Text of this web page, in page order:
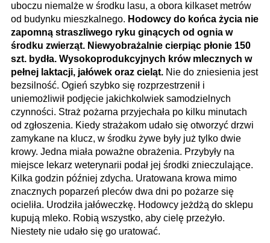
uboczu niemalże w środku lasu, a obora kilkaset metrów
od budynku mieszkalnego. Hodowcy do końca życia nie
zapomną straszliwego ryku ginących od ognia w
środku zwierząt. Niewyobrażalnie cierpiąc płonie 150
szt. bydła. Wysokoprodukcyjnych krów mlecznych w
pełnej laktacji, jałówek oraz cieląt. Nie do zniesienia jest
bezsilność. Ogień szybko się rozprzestrzenił i
uniemożliwił podjęcie jakichkolwiek samodzielnych
czynności. Straż pożarna przyjechała po kilku minutach
od zgłoszenia. Kiedy strażakom udało się otworzyć drzwi
zamykane na klucz, w środku żywe były już tylko dwie
krowy. Jedna miała poważne obrażenia. Przybyły na
miejsce lekarz weterynarii podał jej środki znieczulające.
Kilka godzin później zdycha. Uratowana krowa mimo
znacznych poparzeń pleców dwa dni po pożarze się
ocieliła. Urodziła jałóweczkę. Hodowcy jeżdżą do sklepu
kupują mleko. Robią wszystko, aby cielę przeżyło.
Niestety nie udało się go uratować.